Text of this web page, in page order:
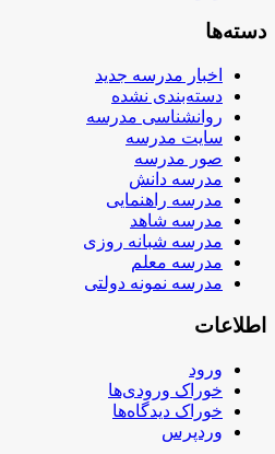
دسته‌ها
اخبار مدرسه جدید
دسته‌بندی نشده
روانشناسی مدرسه
سایت مدرسه
صور مدرسه
مدرسه دانش
مدرسه راهنمایی
مدرسه شاهد
مدرسه شبانه روزی
مدرسه معلم
مدرسه نمونه دولتی
اطلاعات
ورود
خوراک ورودی‌ها
خوراک دیدگاه‌ها
وردپرس